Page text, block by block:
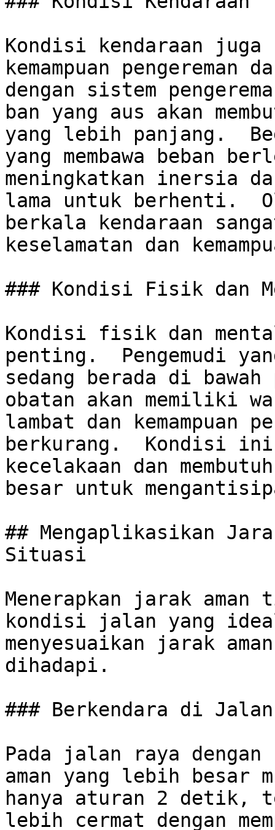
Kondisi kendaraan juga
kemampuan pengereman
dengan sistem
ban yang aus akan
yang lebih panjang.
yang membawa beban
meningkatkan inersia
lama untuk berhenti.
berkala kendaraan
keselamatan dan
### Kondisi Fisik dan
Kondisi fisik dan
penting.  Pengemudi
sedang berada di
obatan akan memiliki
lambat dan kemampuan
berkurang.  Kondisi
kecelakaan dan
besar untuk
## Mengaplikasikan
Situasi
Menerapkan jarak
kondisi jalan yang
menyesuaikan jarak
dihadapi.
### Berkendara di Jalan
Pada jalan raya
aman yang lebih besar
hanya aturan 2 detik,
lebih cermat dengan